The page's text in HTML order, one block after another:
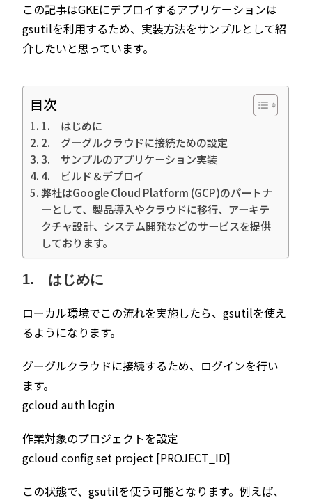
この記事はGKEにデプロイするアプリケーションは
gsutilを利用するため、実装方法をサンプルとして紹
介したいと思っています。
目次
1. はじめに
2. グーグルクラウドに接続ための設定
3. サンプルのアプリケーション実装
4. ビルド＆デプロイ
弊社はGoogle Cloud Platform (GCP)のパートナ
ーとして、製品導入やクラウドに移行、アーキテ
クチャ設計、システム開発などのサービスを提供
しております。
1. はじめに
ローカル環境でこの流れを実施したら、gsutilを使え
るようになります。
グーグルクラウドに接続するため、ログインを行い
ます。
gcloud auth login
作業対象のプロジェクトを設定
gcloud config set project [PROJECT_ID]
この状態で、gsutilを使う可能となります。例えば、